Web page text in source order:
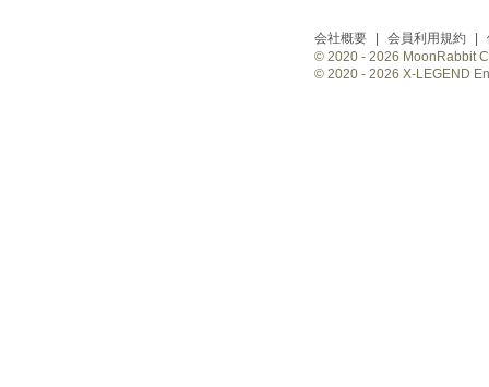
会社概要 会員利用規約
© 2020 - 2026 MoonRabbit
© 2020 - 2026 X-LEGEND